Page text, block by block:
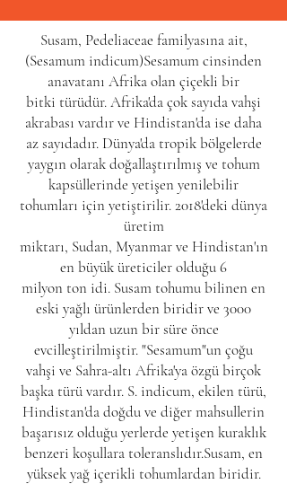
Susam, Pedeliaceae familyasınaait,
(Sesamum indicum)Sesamumcinsinden
anavatanı Afrikaolan çiçekli bir
bitki türüdür. Afrika'da çok sayıda vahşi
akrabası vardır ve Hindistan'da ise daha
az sayıdadır. Dünya'da tropik bölgelerde
yaygın olarakdoğallaştırılmış ve tohum
kapsüllerinde yetişen yenilebilir
tohumları için yetiştirilir. 2018'deki dünya
üretim
miktarı, Sudan, Myanmarve Hindistan'ın
en büyük üreticiler olduğu 6
milyon ton idi. Susam tohumu bilinen en
eski yağlı ürünlerden biridir ve 3000
yıldan uzun bir süre önce
evcilleştirilmiştir. "Sesamum"un çoğu
vahşi ve Sahra-altı Afrika'ya özgü birçok
başka türü vardır. S. indicum, ekilen türü,
Hindistan'da doğdu ve diğer mahsullerin
başarısız olduğu yerlerde yetişen kuraklık
benzeri koşullara toleranslıdır.Susam, en
yüksek yağ içerikli tohumlardan biridir.